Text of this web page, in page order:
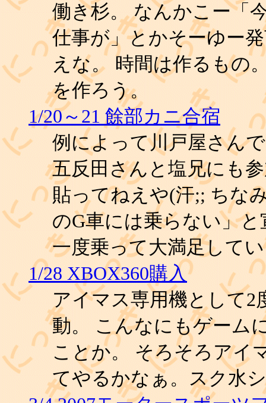
働き杉。 なんかこー「
仕事が」とかそーゆー
えな。 時間は作るもの
を作ろう。
1/20～21 餘部カニ合宿
例によって川戸屋さん
五反田さんと塩兄にも
貼ってねえや(汗;; ちな
のG車には乗らない」
一度乗って大満足して
1/28 XBOX360購入
アイマス専用機として2
動。 こんなにもゲーム
ことか。 そろそろアイ
てやるかなぁ。スク水